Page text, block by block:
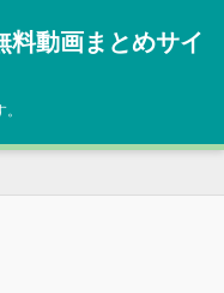
料動画まとめサイ